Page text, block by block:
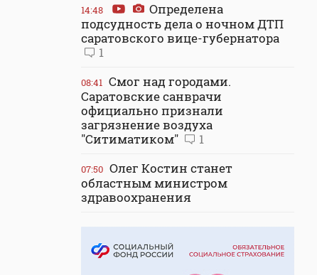
14:48
Определена
подсудность дела о ночном ДТП
саратовского вице-губернатора
1
08:41 Смог над городами.
Саратовские санврачи
официально признали
загрязнение воздуха
"Ситиматиком"
1
07:50 Олег Костин станет
областным министром
здравоохранения